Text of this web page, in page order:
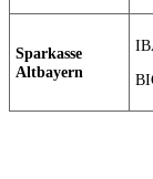
Sparkasse
Altbayern